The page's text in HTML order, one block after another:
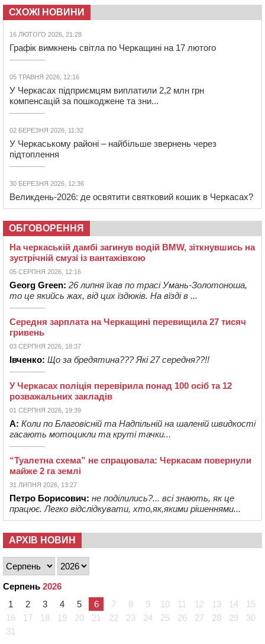
СХОЖІ НОВИНИ
16 ЛЮТОГО 2026, 21:28
Графік вимкнень світла по Черкащині на 17 лютого
05 ТРАВНЯ 2026, 12:16
У Черкасах підприємцям виплатили 2,2 млн грн
компенсацій за пошкоджене та зни...
02 БЕРЕЗНЯ 2026, 11:32
У Черкаському районі – найбільше звернень через
підтоплення
30 БЕРЕЗНЯ 2026, 12:36
Великдень-2026: де освятити святковий кошик в Черкасах?
ОБГОВОРЕННЯ
На черкаській дамбі загинув водій BMW, зіткнувшись на
зустрічній смузі із вантажівкою
05 СЕРПНЯ 2026, 12:16
Georg Green: 26 липня їхав по трасі Умань-Золотоноша,
то це якийсь жах, від цих їздюків. На вїзді в ...
Середня зарплата на Черкащині перевищила 27 тисяч
гривень
03 СЕРПНЯ 2026, 18:37
Івченко: Що за бредятина??? Які 27 середня??!!
У Черкасах поліція перевірила понад 100 осіб та 12
розважальних закладів
01 СЕРПНЯ 2026, 19:39
А: Коли по Благовісній та Надпільній на шаленій швидкості
гасають мотоцикли та круті тачки...
“Туалетна схема” не спрацювала: Черкасам повернули
майже 2 га землі
31 ЛИПНЯ 2026, 13:27
Петро Борисович: не поділились?... всі знають, як це
працює. Легко відслідкувати, хто,як,якими рішеннями...
АРХІВ НОВИН
Серпень 2026
1
2 3 4 5 6 7 8 9 10 11 12 13 14
15
16
17 18 19 20 21 22 23 24 25 26 27 28 29
30
31